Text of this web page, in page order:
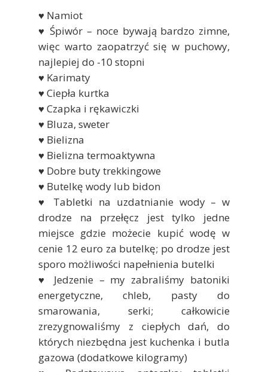
♥ Namiot
♥ Śpiwór – noce bywają bardzo zimne,
więc warto zaopatrzyć się w puchowy,
najlepiej do -10 stopni
♥ Karimaty
♥ Ciepła kurtka
♥ Czapka i rękawiczki
♥ Bluza, sweter
♥ Bielizna
♥ Bielizna termoaktywna
♥ Dobre buty trekkingowe
♥ Butelkę wody lub bidon
♥ Tabletki na uzdatnianie wody – w
drodze na przełęcz jest tylko jedne
miejsce gdzie możecie kupić wodę w
cenie 12 euro za butelkę; po drodze jest
sporo możliwości napełnienia butelki
♥ Jedzenie – my zabraliśmy batoniki
energetyczne, chleb, pasty do
smarowania, serki; całkowicie
zrezygnowaliśmy z ciepłych dań, do
których niezbędna jest kuchenka i butla
gazowa (dodatkowe kilogramy)